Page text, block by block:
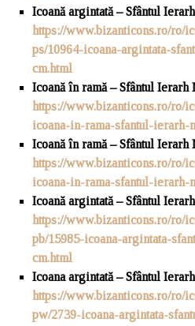
Icoană argintată – Sfântul
https://www.bizanticons.ro/ro/
ps/10964-icoana-argintata-
cm.html
Icoană în ramă – Sfântul
https://www.bizanticons.ro/ro/
icoana-in-rama-sfantul-ierarh-
Icoană în ramă – Sfântul
https://www.bizanticons.ro/ro/
icoana-in-rama-sfantul-ierarh-
Icoană argintată – Sfântul
https://www.bizanticons.ro/ro/
pb/15985-icoana-argintata-
cm.html
Icoana argintată – Sfântul
https://www.bizanticons.ro/ro/
pw/2739-icoana-argintata-